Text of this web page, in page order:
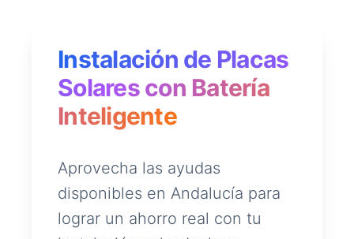
Instalación de Placas
Solares con Batería
Inteligente
Aprovecha las ayudas
disponibles en Andalucía para
lograr un ahorro real con tu